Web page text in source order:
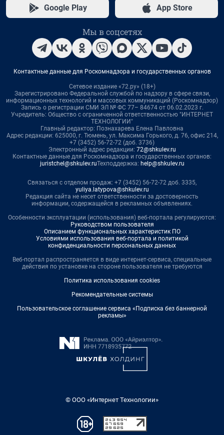
Google Play App Store
Мы в соцсетях
Контактные данные для Роскомнадзора и государственных органов
Сетевое издание «72.ру» (18+)
Зарегистрировано Федеральной службой по надзору в сфере связи,
информационных технологий и массовых коммуникаций (Роскомнадзор)
Запись о регистрации СМИ ЭЛ № ФС 77– 84674 от 06.02.2023 г.
Учредитель: Общество с ограниченной ответственностью "ИНТЕРНЕТ
ТЕХНОЛОГИИ"
Главный редактор: Познахарева Елена Павловна
Адрес редакции: 625000, г. Тюмень, ул. Максима Горького, д. 76, офис 214,
+7 (3452) 56-72-72 (доб. 3736)
Электронный адрес редакции: 72@shkulev.ru
Контактные данные для Роскомнадзора и государственных органов:
juristchel@shkulev.ruТехподдержка: help@shkulev.ru
Связаться с отделом продаж: +7 (3452) 56-72-72 доб. 3335,
yuliya.latypova@shkulev.ru
Редакция сайта не несет ответственности за достоверность
информации, содержащейся в рекламных объявлениях.
Особенности эксплуатации (использования) веб-портала регулируются:
Руководством пользователя
Описанием функциональных характеристик ПО
Условиями использования веб-портала и политикой
конфиденциальности персональных данных
Веб-портал распространяется в виде интернет-сервиса, специальные
действия по установке на стороне пользователя не требуются
Политика использования cookies
Рекомендательные системы
Пользовательское соглашение сервиса «Подписка без баннерной
рекламы»
© ООО «Интернет Технологии»